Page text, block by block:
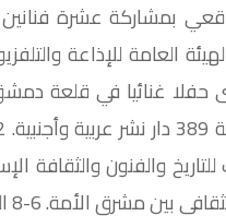
العامة للإذاعة